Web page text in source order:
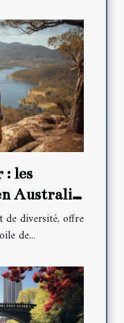
les
Australie
de diversité, offre
de...